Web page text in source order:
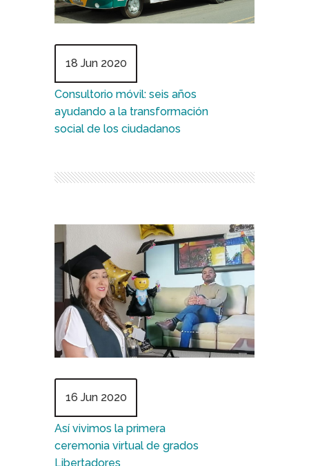
18 Jun 2020
Consultorio móvil: seis años
ayudando a la transformación
social de los ciudadanos
16 Jun 2020
Así vivimos la primera
ceremonia virtual de grados
Libertadores